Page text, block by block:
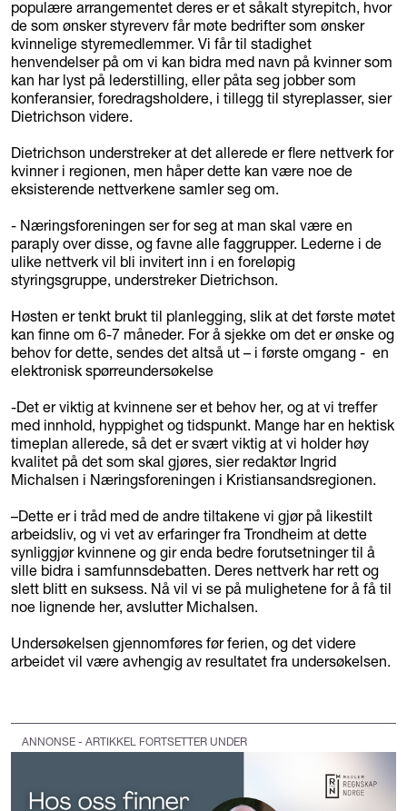
populære arrangementet deres er et såkalt styrepitch, hvor
de som ønsker styreverv får møte bedrifter som ønsker
kvinnelige styremedlemmer. Vi får til stadighet
henvendelser på om vi kan bidra med navn på kvinner som
kan har lyst på lederstilling, eller påta seg jobber som
konferansier, foredragsholdere, i tillegg til styreplasser, sier
Dietrichson videre.
Dietrichson understreker at det allerede er flere nettverk for
kvinner i regionen, men håper dette kan være noe de
eksisterende nettverkene samler seg om.
- Næringsforeningen ser for seg at man skal være en
paraply over disse, og favne alle faggrupper. Lederne i de
ulike nettverk vil bli invitert inn i en foreløpig
styringsgruppe, understreker Dietrichson.
Høsten er tenkt brukt til planlegging, slik at det første møtet
kan finne om 6-7 måneder. For å sjekke om det er ønske og
behov for dette, sendes det altså ut – i første omgang - en
elektronisk spørreundersøkelse
-Det er viktig at kvinnene ser et behov her, og at vi treffer
med innhold, hyppighet og tidspunkt. Mange har en hektisk
timeplan allerede, så det er svært viktig at vi holder høy
kvalitet på det som skal gjøres, sier redaktør Ingrid
Michalsen i Næringsforeningen i Kristiansandsregionen.
–Dette er i tråd med de andre tiltakene vi gjør på likestilt
arbeidsliv, og vi vet av erfaringer fra Trondheim at dette
synliggjør kvinnene og gir enda bedre forutsetninger til å
ville bidra i samfunnsdebatten. Deres nettverk har rett og
slett blitt en suksess. Nå vil vi se på mulighetene for å få til
noe lignende her, avslutter Michalsen.
Undersøkelsen gjennomføres før ferien, og det videre
arbeidet vil være avhengig av resultatet fra undersøkelsen.
ANNONSE - ARTIKKEL FORTSETTER UNDER